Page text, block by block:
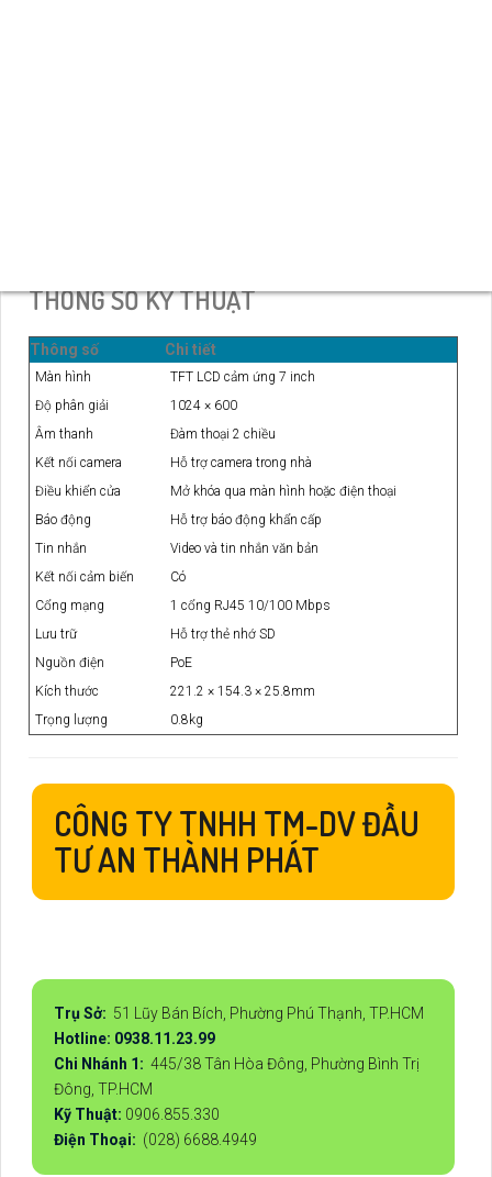
THÔNG SỐ KỸ THUẬT
Thông số Chi tiết
Màn hình
TFT LCD cảm ứng 7 inch
Độ phân giải
1024 × 600
Âm thanh
Đàm thoại 2 chiều
Kết nối camera
Hỗ trợ camera trong nhà
Điều khiển cửa
Mở khóa qua màn hình hoặc điện thoại
Báo động
Hỗ trợ báo động khẩn cấp
Tin nhắn
Video và tin nhắn văn bản
Kết nối cảm biến
Có
Cổng mạng
1 cổng RJ45 10/100 Mbps
Lưu trữ
Hỗ trợ thẻ nhớ SD
Nguồn điện
PoE
Kích thước
221.2 × 154.3 × 25.8mm
Trọng lượng
0.8kg
CÔNG TY TNHH TM-DV ĐẦU
TƯ AN THÀNH PHÁT
Trụ Sở: 51 Lũy Bán Bích, Phường Phú Thạnh, TP.HCM
Hotline: 0938.11.23.99
Chi Nhánh 1: 445/38 Tân Hòa Đông, Phường Bình Trị
Đông, TP.HCM
Kỹ Thuật: 0906.855.330
Điện Thoại: (028) 6688.4949